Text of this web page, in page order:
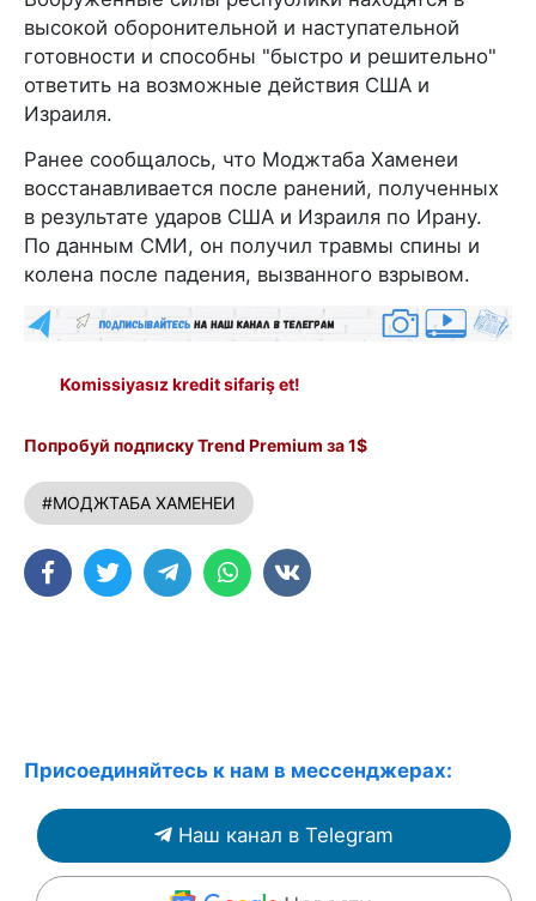
высокой оборонительной и наступательной
готовности и способны "быстро и решительно"
ответить на возможные действия США и
Израиля.
Ранее сообщалось, что Моджтаба Хаменеи
восстанавливается после ранений, полученных
в результате ударов США и Израиля по Ирану.
По данным СМИ, он получил травмы спины и
колена после падения, вызванного взрывом.
Komissiyasız kredit sifariş et!
Попробуй подписку Trend Premium за 1$
#МОДЖТАБА ХАМЕНЕИ
Присоединяйтесь к нам в мессенджерах:
Наш канал в Telegram